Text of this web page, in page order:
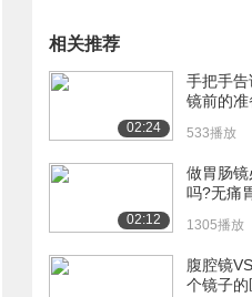
相关推荐
02:24
手把手
镜前的准
533播放
02:12
做胃肠
吗?无痛
1305播放
腹腔镜
个镜子的